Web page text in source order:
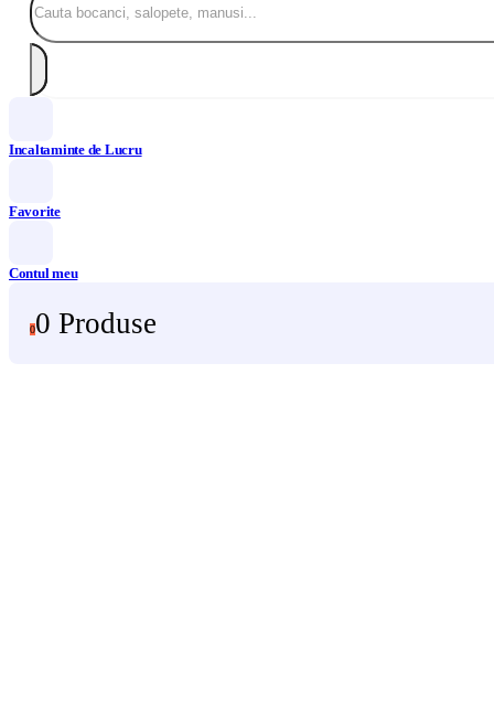
Incaltaminte de Lucru
Favorite
Contul meu
00 Produse